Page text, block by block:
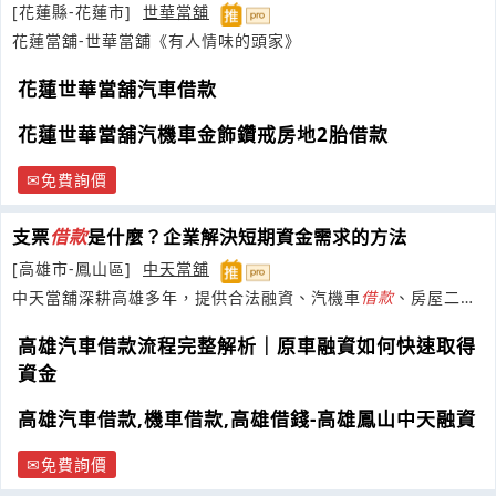
[花蓮縣-花蓮市]
世華當舖
花蓮當舖-世華當舖《有人情味的頭家》
花蓮世華當舖汽車借款
花蓮世華當舖汽機車金飾鑽戒房地2胎借款
免費詢價
支票借款是什麼？企業解決短期資金需求的方法
[高雄市-鳳山區]
中天當舖
中天當舖深耕高雄多年，提供合法融資、汽機車借款、房屋二
高雄汽車借款流程完整解析｜原車融資如何快速取得
資金
高雄汽車借款,機車借款,高雄借錢-高雄鳳山中天融資
免費詢價